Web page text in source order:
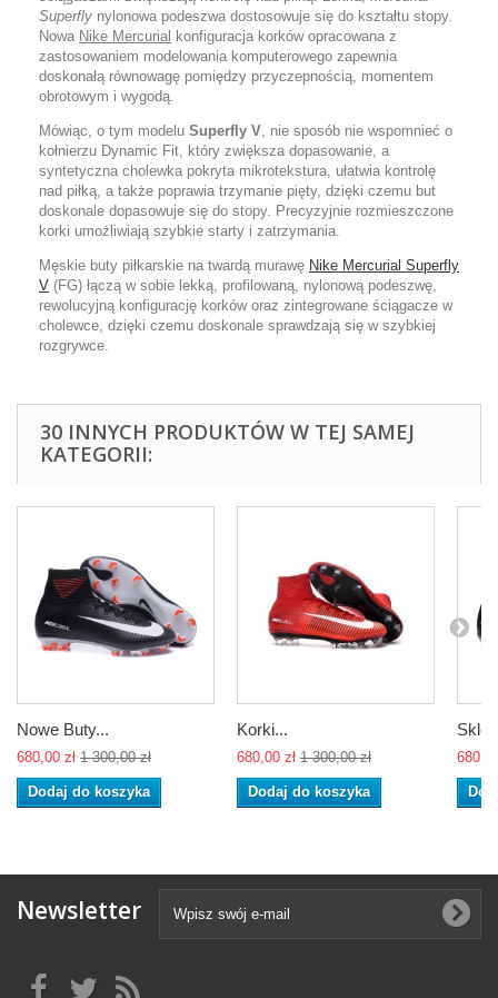
Superfly nylonowa podeszwa dostosowuje się do kształtu stopy.
Nowa Nike Mercurial konfiguracja korków opracowana z
zastosowaniem modelowania komputerowego zapewnia
doskonałą równowagę pomiędzy przyczepnością, momentem
obrotowym i wygodą.
Mówiąc, o tym modelu Superfly V, nie sposób nie wspomnieć o
kołnierzu Dynamic Fit, który zwiększa dopasowanie, a
syntetyczna cholewka pokryta mikrotekstura, ułatwia kontrolę
nad piłką, a także poprawia trzymanie pięty, dzięki czemu but
doskonale dopasowuje się do stopy. Precyzyjnie rozmieszczone
korki umożliwiają szybkie starty i zatrzymania.
Męskie buty piłkarskie na twardą murawę Nike Mercurial Superfly
V (FG) łączą w sobie lekką, profilowaną, nylonową podeszwę,
rewolucyjną konfigurację korków oraz zintegrowane ściągacze w
cholewce, dzięki czemu doskonale sprawdzają się w szybkiej
rozgrywce.
30 INNYCH PRODUKTÓW W TEJ SAMEJ
KATEGORII:
Nowe Buty...
680,00 zł 1 300,00 zł
Dodaj do koszyka
Korki...
680,00 zł 1 300,00 zł
Dodaj do koszyka
Newsletter